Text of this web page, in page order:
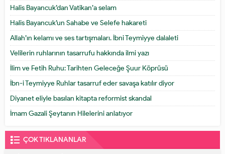
Halis Bayancuk’dan Vatikan’a selam
Halis Bayancuk’un Sahabe ve Selefe hakareti
Allah’ın kelamı ve ses tartışmaları. İbni Teymiyye dalaleti
Velilerin ruhlarının tasarrufu hakkında ilmi yazı
İlim ve Fetih Ruhu: Tarihten Geleceğe Şuur Köprüsü
İbn-i Teymiyye Ruhlar tasarruf eder savaşa katılır diyor
Diyanet eliyle basılan kitapta reformist skandal
İmam Gazali Şeytanın Hilelerini anlatıyor
ÇOK TIKLANANLAR